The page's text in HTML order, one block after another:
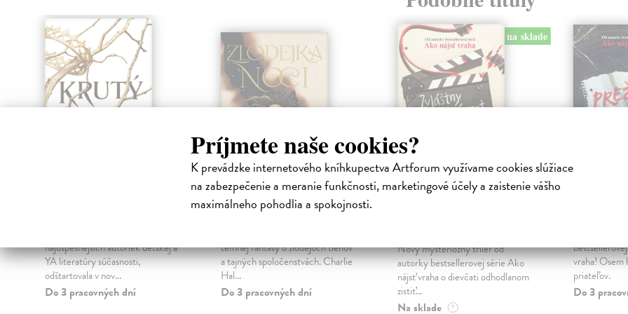
Príjmete naše cookies?
K prevádzke internetového kníhkupectva Artforum využívame cookies slúžiace
na zabezpečenie a meranie funkčnosti, marketingové účely a zaistenie vášho
maximálneho pohodlia a spokojnosti.
najúspešnejších autoriek detskej a
YA literatúry súčasnosti,
odštartovala v nov...
Do 3 pracovných dní
Zlodejka noci
temnej fantasy o zlodejoch tieňov
a tajných spoločenstvách. Charlie
Hal...
Do 3 pracovných dní
na sklade
Nový mysteriózny triler od
autorky bestsellerovej série Ako
nájsť vraha o dievčati odhodlanom
zistiť...
Na sklade ?
vraha! Osem
priateľov.
Do 3